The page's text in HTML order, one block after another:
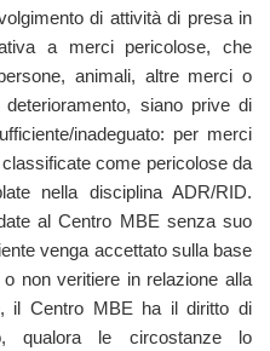
di attività di presa in
a merci pericolose, che
animali, altre merci o
siano prive di
inadeguato: per merci
come pericolose da
nella disciplina ADR/RID.
al Centro MBE senza suo
venga accettato sulla base
non veritiere in relazione alla
il Centro MBE ha il diritto di
qualora le circostanze lo